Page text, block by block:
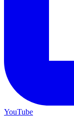
YouTube